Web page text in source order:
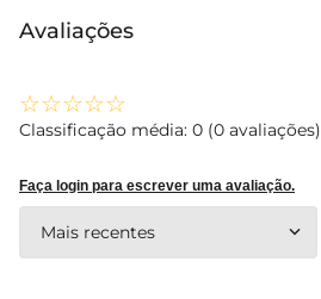
Avaliações
☆☆☆☆☆
Classificação média: 0 (0 avaliações)
Faça login para escrever uma avaliação.
Mais recentes